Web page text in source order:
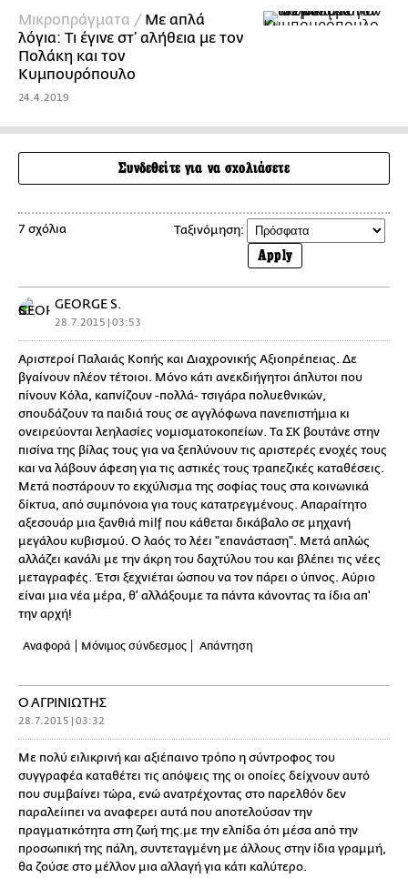
Mικροπράγματα / Με απλά
λόγια: Τι έγινε στ’ αλήθεια με τον
Πολάκη και τον
Κυμπουρόπουλο
24.4.2019
Συνδεθείτε για να σχολιάσετε
7 σχόλια Ταξινόμηση:
Apply
GEORGE S.
28.7.2015 | 03:53
Αριστεροί Παλαιάς Κοπής και Διαχρονικής Αξιοπρέπειας. Δε
βγαίνουν πλέον τέτοιοι. Μόνο κάτι ανεκδιήγητοι άπλυτοι που
πίνουν Κόλα, καπνίζουν -πολλά- τσιγάρα πολυεθνικών,
σπουδάζουν τα παιδιά τους σε αγγλόφωνα πανεπιστήμια κι
ονειρεύονται λεηλασίες νομισματοκοπείων. Τα ΣΚ βουτάνε στην
πισίνα της βίλας τους για να ξεπλύνουν τις αριστερές ενοχές τους
και να λάβουν άφεση για τις αστικές τους τραπεζικές καταθέσεις.
Μετά ποστάρουν το εκχύλισμα της σοφίας τους στα κοινωνικά
δίκτυα, από συμπόνοια για τους κατατρεγμένους. Απαραίτητο
αξεσουάρ μια ξανθιά milf που κάθεται δικάβαλο σε μηχανή
μεγάλου κυβισμού. Ο λαός το λέει "επανάσταση". Μετά απλώς
αλλάζει κανάλι με την άκρη του δαχτύλου του και βλέπει τις νέες
μεταγραφές. Έτσι ξεχνιέται ώσπου να τον πάρει ο ύπνος. Αύριο
είναι μια νέα μέρα, θ' αλλάξουμε τα πάντα κάνοντας τα ίδια απ'
την αρχή!
Αναφορά Μόνιμος σύνδεσμος Απάντηση
O AΓΡΙΝΙΩΤΗΣ
28.7.2015 | 03:32
Με πολύ ειλικρινή και αξιέπαινο τρόπο η σύντροφος του
συγγραφέα καταθέτει τις απόψεις της οι οποίες δείχνουν αυτό
που συμβαίνει τώρα, ενώ ανατρέχοντας στο παρελθόν δεν
παραλείιπει να αναφερει αυτά που αποτελούσαν την
πραγματικότητα στη ζωή της.με την ελπίδα ότι μέσα από την
προσωπική της πάλη, συντεταγμένη με άλλους στην ίδια γραμμή,
θα ζούσε στο μέλλον μια αλλαγή για κάτι καλύτερο.